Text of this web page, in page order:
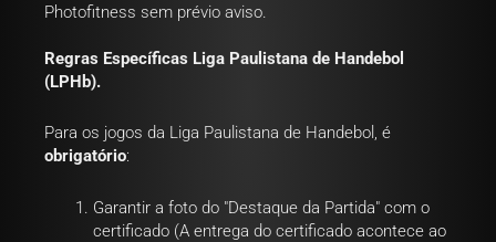
Photofitness sem prévio aviso.
Regras Específicas Liga Paulistana de Handebol
(LPHb).
Para os jogos da Liga Paulistana de Handebol, é
obrigatório:
Garantir a foto do "Destaque da Partida" com o
certificado (A entrega do certificado acontece ao